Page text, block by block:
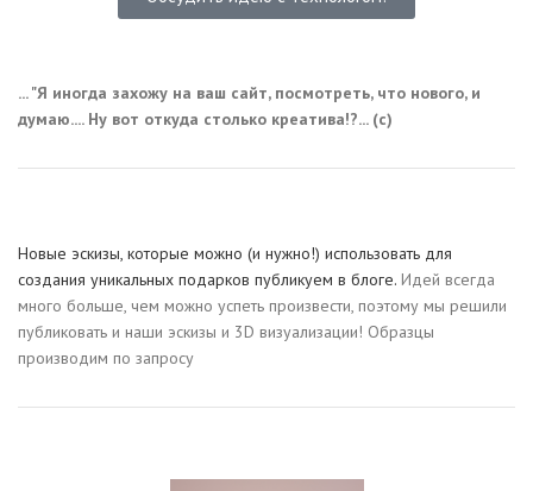
... "Я иногда захожу на ваш сайт, посмотреть, что нового, и
думаю.... Ну вот откуда столько креатива!?... (с)
Новые эскизы, которые можно (и нужно!) использовать для
создания уникальных подарков публикуем в блоге. Идей всегда
много больше, чем можно успеть произвести, поэтому мы решили
публиковать и наши эскизы и 3D визуализации! Образцы
производим по запросу